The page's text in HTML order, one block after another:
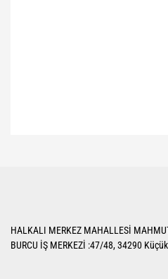
Ürün açıklamasında eksik bilgiler
HALKALI MERKEZ MAHALLESİ
BURCU İŞ MERKEZİ :47/48, 34290